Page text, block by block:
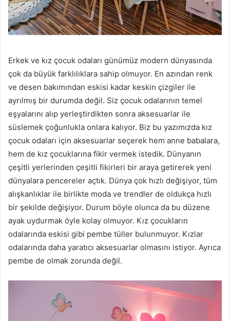
Erkek ve kız çocuk odaları günümüz modern dünyasında
çok da büyük farklılıklara sahip olmuyor. En azından renk
ve desen bakımından eskisi kadar keskin çizgiler ile
ayrılmış bir durumda değil. Siz çocuk odalarının temel
eşyalarını alıp yerleştirdikten sonra aksesuarlar ile
süslemek çoğunlukla onlara kalıyor. Biz bu yazımızda kız
çocuk odaları için aksesuarlar seçerek hem anne babalara,
hem de kız çocuklarına fikir vermek istedik. Dünyanın
çeşitli yerlerinden çeşitli fikirleri bir araya getirerek yeni
dünyalara pencereler açtık. Dünya çok hızlı değişiyor, tüm
alışkanlıklar ile birlikte moda ve trendler de oldukça hızlı
bir şekilde değişiyor. Durum böyle olunca da bu düzene
ayak uydurmak öyle kolay olmuyor. Kız çocukların
odalarında eskisi gibi pembe tüller bulunmuyor. Kızlar
odalarında daha yaratıcı aksesuarlar olmasını istiyor. Ayrıca
pembe de olmak zorunda değil.